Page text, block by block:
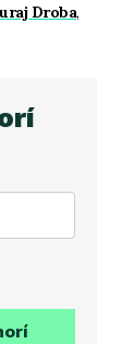
Droba,